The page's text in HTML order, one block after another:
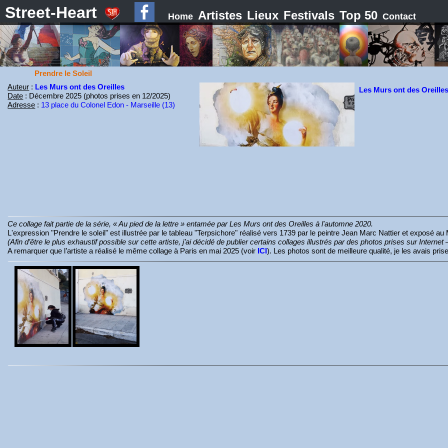
Street-Heart Home Artistes Lieux Festivals Top 50 Contact
Prendre le Soleil
Auteur : Les Murs ont des Oreilles
Date : Décembre 2025 (photos prises en 12/2025)
Adresse : 13 place du Colonel Edon - Marseille (13)
Les Murs ont des Oreilles
Ce collage fait partie de la série, « Au pied de la lettre » entamée par Les Murs ont des Oreilles à l'automne 2020.
L'expression "Prendre le soleil" est illustrée par le tableau "Terpsichore" réalisé vers 1739 par le peintre Jean Marc Nattier et exposé
(Afin d’être le plus exhaustif possible sur cette artiste, j’ai décidé de publier certains collages illustrés par des photos prises sur
A remarquer que l’artiste a réalisé le même collage à Paris en mai 2025 (voir ICI). Les photos sont de meilleure qualité, je les avais